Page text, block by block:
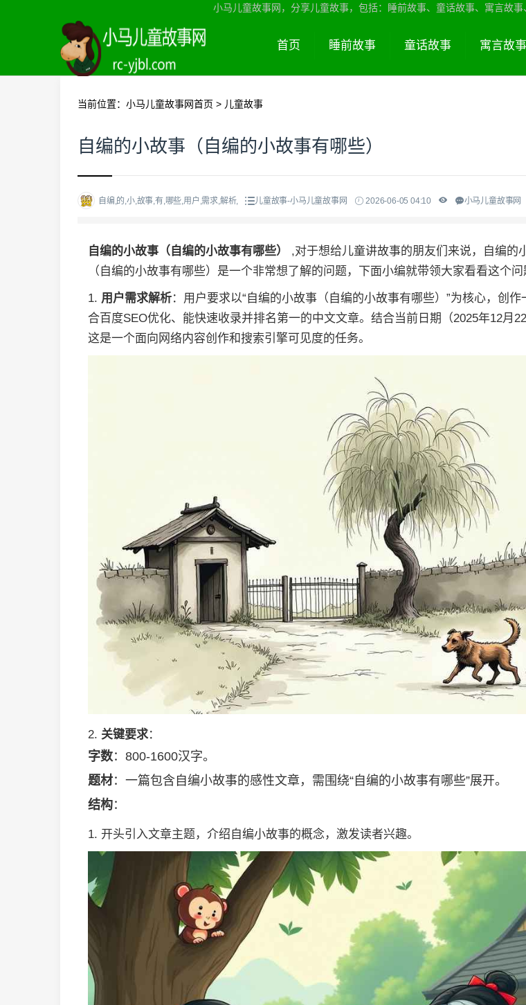
小马儿童故事网，分享儿童故事，包括：睡前故事、童话故事、寓言故
首页 睡前故事 童话故事 寓言故事
当前位置： 小马儿童故事网首页 > 儿童故事
自编的小故事（自编的小故事有哪些）
自编,的,小,故事,有,哪些,用户,需求,解析, 儿童故事-小马儿童故事网 2026-06-05 04:10 小马儿童故事网
自编的小故事（自编的小故事有哪些） ,对于想给儿童讲故事的朋友们来说，自编的
（自编的小故事有哪些）是一个非常想了解的问题，下面小编就带领大家看看这个问
1. 用户需求解析：用户要求以“自编的小故事（自编的小故事有哪些）”为核心，创作
合百度SEO优化、能快速收录并排名第一的中文文章。结合当前日期（2025年12月22
这是一个面向网络内容创作和搜索引擎可见度的任务。
2. 关键要求：
字数：800-1600汉字。
题材：一篇包含自编小故事的感性文章，需围绕“自编的小故事有哪些”展开。
结构：
1. 开头引入文章主题，介绍自编小故事的概念，激发读者兴趣。